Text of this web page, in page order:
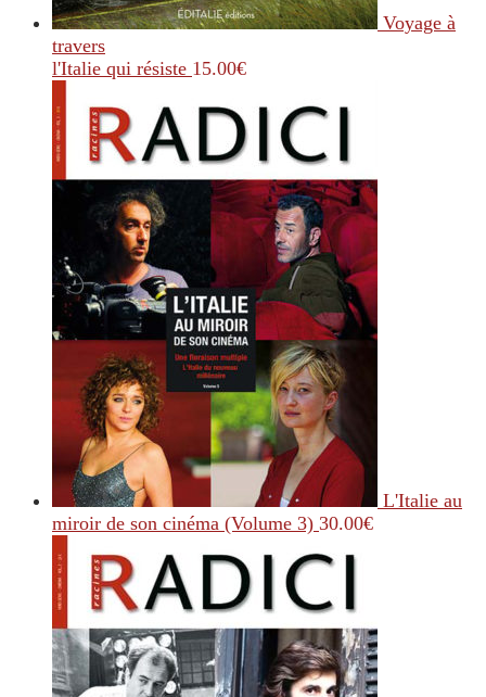
Voyage à
travers
l'Italie qui résiste 15.00€
L'Italie au
miroir de son cinéma (Volume 3) 30.00€